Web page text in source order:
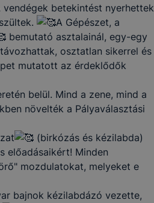
betekintést nyerhettek
A Gépészet, a
bemutató asztalainál, egy-egy
osztatlan sikerrel és
mutatott az érdeklődők
belül. Mind a zene, mind a
növelték a Pályaválasztási
(birkózás és kézilabda)
előadásaikért! Minden
mozdulatokat, melyeket e
bajnok kézilabdázó vezette,